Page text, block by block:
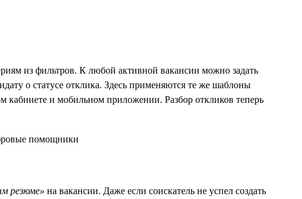
из фильтров. К любой активной вакансии можно задать
о статусе отклика. Здесь применяются те же шаблоны
кабинете и мобильном приложении. Разбор откликов теперь
резюме» на вакансии. Даже если соискатель не успел создать